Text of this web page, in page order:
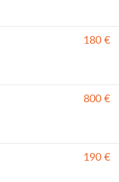
180 €
800 €
190 €